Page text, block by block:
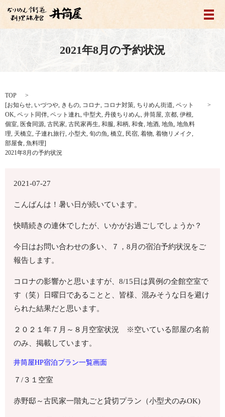
メ
2021年8月の予約状況
TOP
[お知らせ, いづつや, きもの, コロナ, コロナ対策, ちりめん街道, ペット
OK, ペット同伴, ペット連れ, 中型犬, 丹後ちりめん, 井筒屋, 京都, 伊根,
個室, 医食同源, 古民家, 古民家再生, 和服, 和柄, 和食, 地酒, 地魚, 地魚料
理, 天橋立, 子連れ旅行, 小型犬, 旬の魚, 橋立, 民宿, 着物, 着物リメイク,
部屋食, 魚料理]
2021年8月の予約状況
2021-07-27
こんばんは！暑い日が続いています。
快晴続きの連休でしたが、いかがお過ごしでしょうか？
今日はお問い合わせの多い、７，8月の宿泊予約状況をご
報告します。
コロナの影響かと思いますが、8/15日は異例の全館空室で
す（笑）日曜日であることと、皆様、混みそうな日を避け
られた結果だと思います。
２０２１年７月～８月空室状況 ※空いている部屋の名前
のみ、掲載しています。
井筒屋HP宿泊プラン一覧画面
７/３１空室
赤野邸～古民家一階丸ごと貸切プラン （小型犬のみOK)